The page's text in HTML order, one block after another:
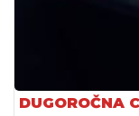
DUGOROČNA